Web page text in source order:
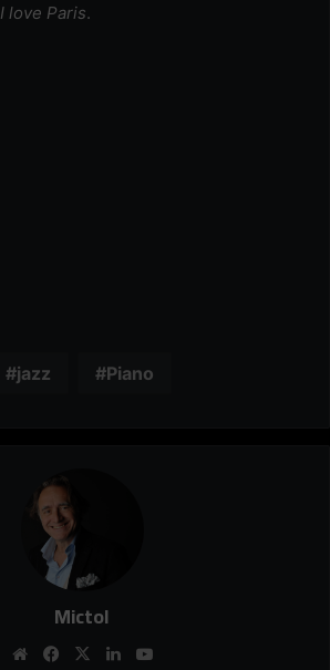
I love Paris.
jazz Piano
Mictol
WebsiteFacebook
X Linkedin